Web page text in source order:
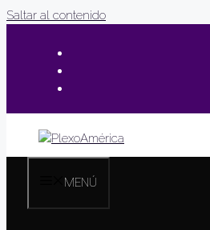
Saltar al contenido
MENÚ